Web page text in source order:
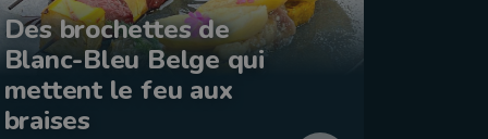
Des brochettes de
Blanc-Bleu Belge qui
mettent le feu aux
braises